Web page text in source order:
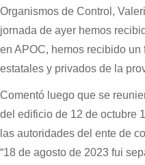
Organismos de Control,
jornada de ayer hemos
en APOC, hemos recibido
estatales y privados de la
Comentó luego que se
del edificio de 12 de octubre
las autoridades del ente de
“18 de agosto de 2023 fui